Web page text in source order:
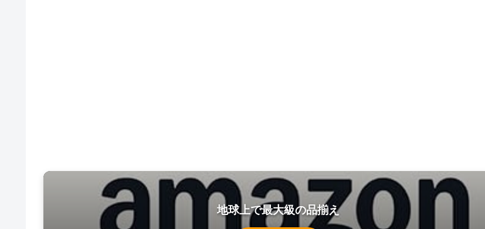
地球上で最大級の品揃え